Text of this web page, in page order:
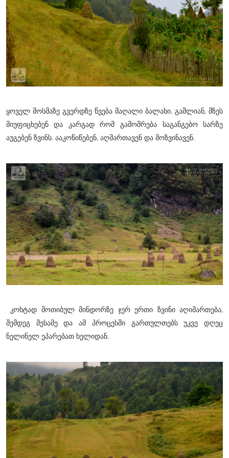
ყოველ მოსმაზე გვერდზე წვება მაღალი ბალახი. გაშლიან, მზეს
მიუფიცხებენ და კარგად რომ გამოშრება საგანგებო სარზე
აუგებენ ზვინს. ააკოწიწებენ, აღმართავენ და მოზვინავენ.
კოხტად მოთიბულ მინდორზე ჯერ ერთი ზვინი აღიმართება,
შემდეგ მესამე და ამ პროცესში გართულთებს უკვე დღეც
ნელინელ ეპარებათ ხელიდან.